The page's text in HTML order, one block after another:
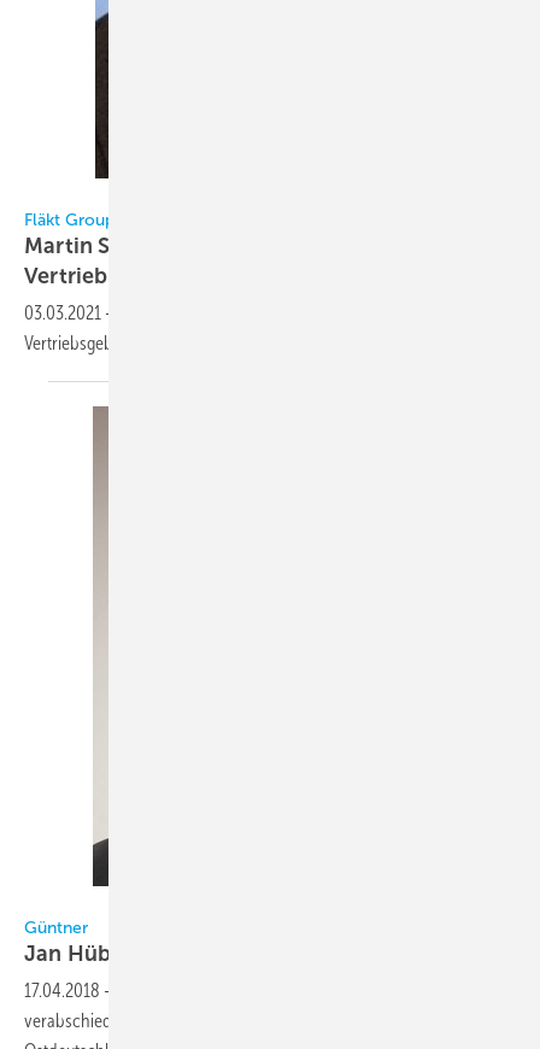
Fläkt Group Deutschland
Martin Schretzmeier übernimmt
Vertriebsgebiet
03.03.2021 -
Vertriebsgebiet Bayern der Fläkt Group Deutschland
Güntner
Jan Hübner übernimmt Vertriebsgebiet
17.04.2018 -
verabschiedeten Wolfgang Lehmann das Vertriebsgebiet